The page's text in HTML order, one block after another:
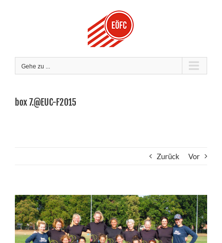
Gehe zu ...
box 7.@EUC-F2015
Zurück Vor
Zeige
grösseres
Bild